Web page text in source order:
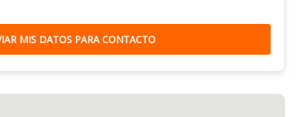
MIS DATOS PARA CONTACTO